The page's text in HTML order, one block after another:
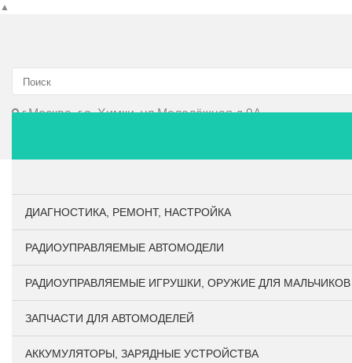
▲
г.Москва, г.о. Химки, ул.Молодёжная д.9А
ДИАГНОСТИКА, РЕМОНТ, НАСТРОЙКА
РАДИОУПРАВЛЯЕМЫЕ АВТОМОДЕЛИ
РАДИОУПРАВЛЯЕМЫЕ ИГРУШКИ, ОРУЖИЕ ДЛЯ МАЛЬЧИКОВ
ЗАПЧАСТИ ДЛЯ АВТОМОДЕЛЕЙ
АККУМУЛЯТОРЫ, ЗАРЯДНЫЕ УСТРОЙСТВА